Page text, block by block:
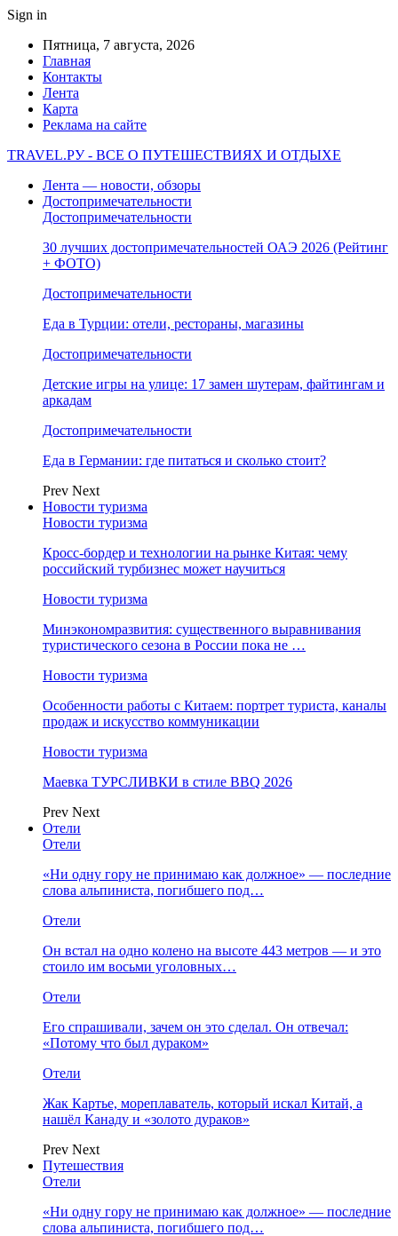
Sign in
Пятница, 7 августа, 2026
Главная
Контакты
Лента
Карта
Реклама на сайте
TRAVEL.РУ - ВСЕ О ПУТЕШЕСТВИЯХ И ОТДЫХЕ
Лента — новости, обзоры
Достопримечательности
Достопримечательности
30 лучших достопримечательностей ОАЭ 2026 (Рейтинг
+ ФОТО)
Достопримечательности
Еда в Турции: отели, рестораны, магазины
Достопримечательности
Детские игры на улице: 17 замен шутерам, файтингам и
аркадам
Достопримечательности
Еда в Германии: где питаться и сколько стоит?
Prev Next
Новости туризма
Новости туризма
Кросс-бордер и технологии на рынке Китая: чему
российский турбизнес может научиться
Новости туризма
Минэкономразвития: существенного выравнивания
туристического сезона в России пока не …
Новости туризма
Особенности работы с Китаем: портрет туриста, каналы
продаж и искусство коммуникации
Новости туризма
Маевка ТУРСЛИВКИ в стиле BBQ 2026
Prev Next
Отели
Отели
«Ни одну гору не принимаю как должное» — последние
слова альпиниста, погибшего под…
Отели
Он встал на одно колено на высоте 443 метров — и это
стоило им восьми уголовных…
Отели
Его спрашивали, зачем он это сделал. Он отвечал:
«Потому что был дураком»
Отели
Жак Картье, мореплаватель, который искал Китай, а
нашёл Канаду и «золото дураков»
Prev Next
Путешествия
Отели
«Ни одну гору не принимаю как должное» — последние
слова альпиниста, погибшего под…